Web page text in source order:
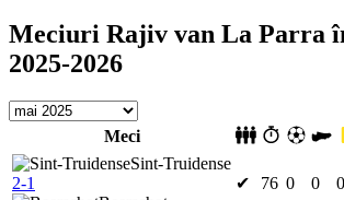
Meciuri Rajiv van La Parra
2025-2026
Meci
Sint-Truidense
2-1
✔ 76 0 0 0